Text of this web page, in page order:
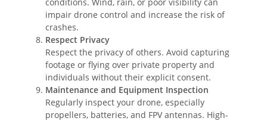
impair drone control and increase the risk of
crashes.
Respect Privacy
Respect the privacy of others. Avoid capturing
footage or flying over private property and
individuals without their explicit consent.
Maintenance and Equipment Inspection
Regularly inspect your drone, especially
propellers, batteries, and FPV antennas. High-